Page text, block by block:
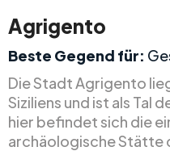
Agrigento
Beste Gegend für:
Die Stadt Agrigento
Siziliens und ist als Tal
hier befindet sich die
archäologische Stätte